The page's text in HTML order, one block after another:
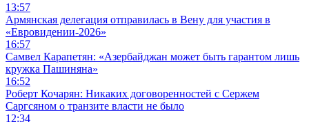
13:57
Армянская делегация отправилась в Вену для участия в
«Евровидении-2026»
16:57
Самвел Карапетян: «Азербайджан может быть гарантом лишь
кружка Пашиняна»
16:52
Роберт Кочарян: Никаких договоренностей с Сержем
Саргсяном о транзите власти не было
12:34